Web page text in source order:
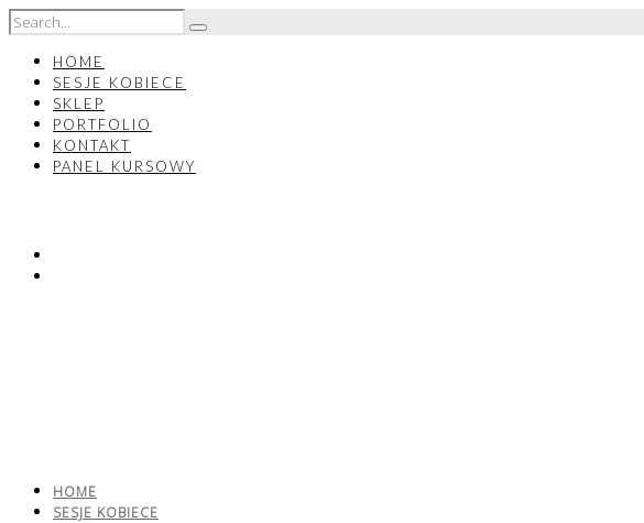
HOME
SESJE KOBIECE
SKLEP
PORTFOLIO
KONTAKT
PANEL KURSOWY
HOME
SESJE KOBIECE